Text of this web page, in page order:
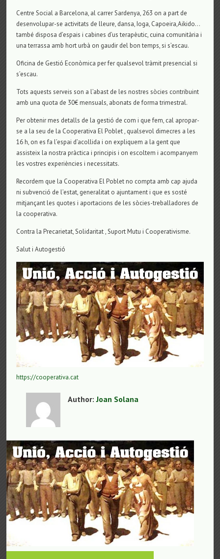
Centre Social a Barcelona, al carrer Sardenya, 263 on a part de
desenvolupar-se activitats de lleure, dansa, Ioga, Capoeira,Aikido…
també disposa d’espais i cabines d’us terapèutic, cuina comunitària i
una terrassa amb hort urbà on gaudir del bon temps, si s’escau.
Oficina de Gestió Econòmica per fer qualsevol tràmit presencial si
s’escau.
Tots aquests serveis son a l’abast de les nostres sòcies contribuint
amb una quota de 30€ mensuals, abonats de forma trimestral.
Per obtenir mes detalls de la gestió de com i que fem, cal apropar-
se a la seu de la Cooperativa El Poblet , qualsevol dimecres a les
16 h, on es fa l’espai d’acollida i on expliquem a la gent que
assisteix la nostra pràctica i principis i on escoltem i acompanyem
les vostres experiències i necessitats.
Recordem que la Cooperativa El Poblet no compta amb cap ajuda
ni subvenció de l’estat, generalitat o ajuntament i que es sosté
mitjançant les quotes i aportacions de les sòcies-treballadores de
la cooperativa.
Contra la Precarietat, Solidaritat , Suport Mutu i Cooperativisme.
Salut i Autogestió
https://cooperativa.cat
Author:Joan Solana